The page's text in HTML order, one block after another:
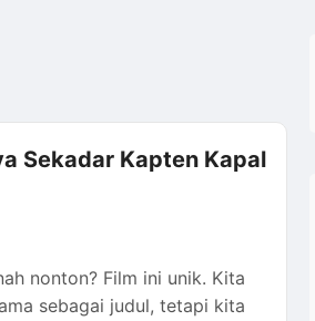
Sekadar Kapten Kapal
nonton? Film ini unik. Kita
sebagai judul, tetapi kita